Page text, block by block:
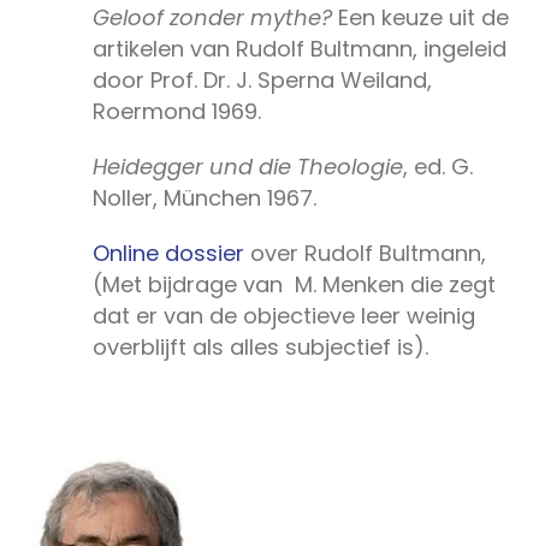
Geloof zonder mythe?Een keuze uit de
artikelen van Rudolf Bultmann, ingeleid
door Prof. Dr. J. Sperna Weiland,
Roermond 1969.
Heidegger und die Theologie, ed. G.
Noller, München 1967.
Online dossier over Rudolf Bultmann,
(Met bijdrage van M. Menken die zegt
dat er van de objectieve leer weinig
overblijft als alles subjectief is).